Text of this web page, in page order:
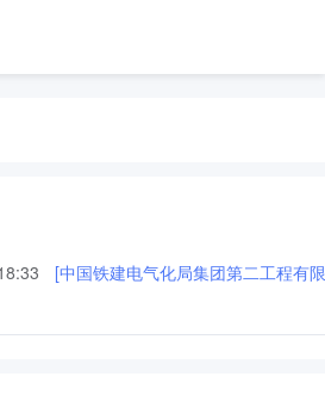
[中国铁建电气化局集团第二工程有